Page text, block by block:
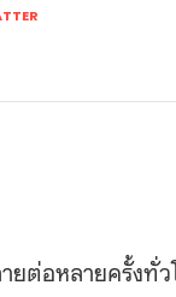
ต่อหลายครั้งทั่ว